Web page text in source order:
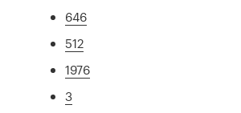
646
512
1976
3